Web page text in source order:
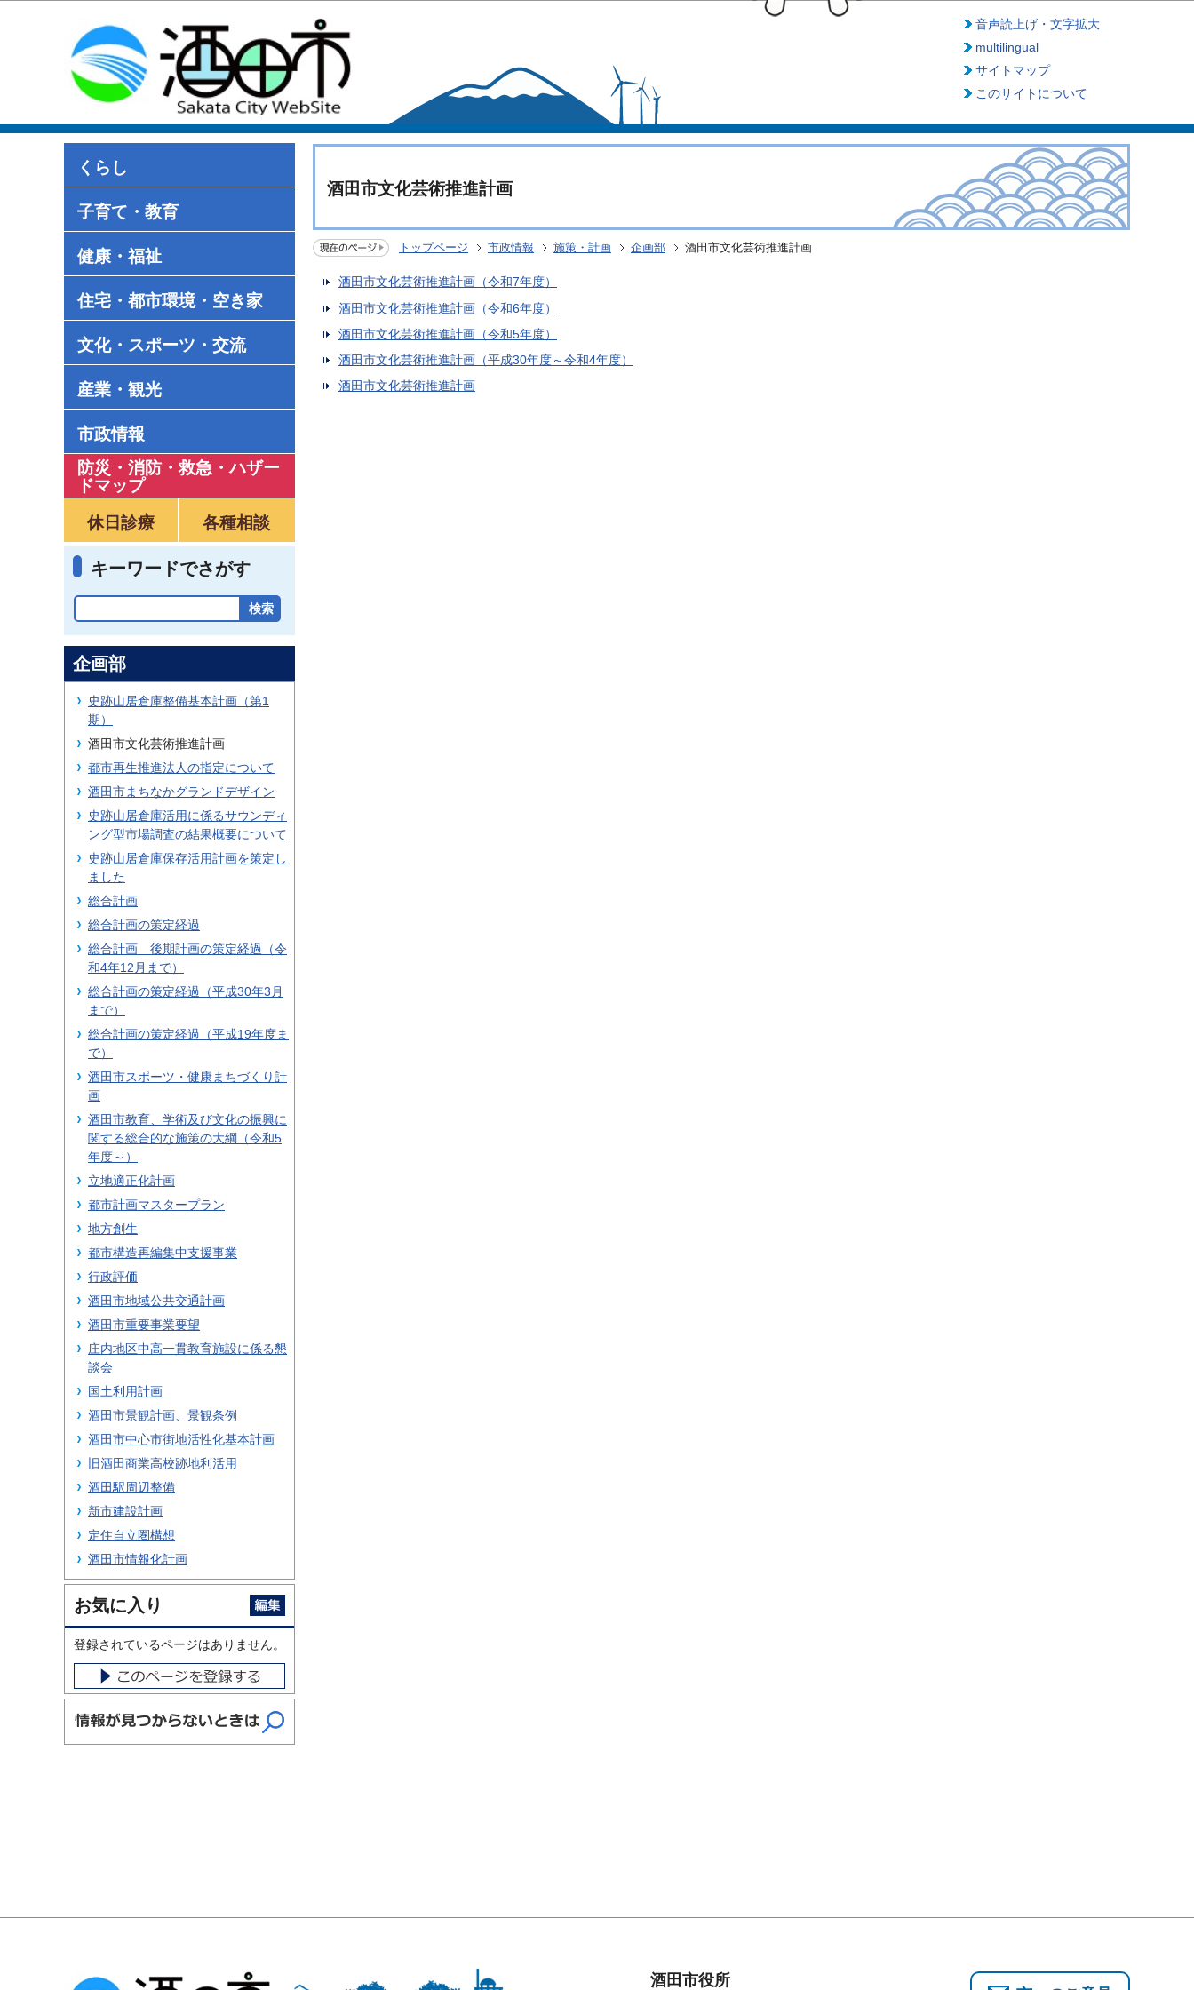
音声読上げ・文字拡大
multilingual
サイトマップ
このサイトについて
くらし
子育て・教育
健康・福祉
住宅・都市環境・空き家
文化・スポーツ・交流
産業・観光
市政情報
防災・消防・救急 ・ハザー
ドマップ
休日診療
各種相談
キーワードでさがす
酒田市文化芸術推進計画
トップページ 市政情報 施策・計画 企画部 酒田市文化芸術推進計画
酒田市文化芸術推進計画（令和7年度）
酒田市文化芸術推進計画（令和6年度）
酒田市文化芸術推進計画（令和5年度）
酒田市文化芸術推進計画（平成30年度～令和4年度）
酒田市文化芸術推進計画
企画部
史跡山居倉庫整備基本計画（第1
期）
酒田市文化芸術推進計画
都市再生推進法人の指定について
酒田市まちなかグランドデザイン
史跡山居倉庫活用に係るサウンディ
ング型市場調査の結果概要について
史跡山居倉庫保存活用計画を策定し
ました
総合計画
総合計画の策定経過
総合計画 後期計画の策定経過（令
和4年12月まで）
総合計画の策定経過（平成30年3月
まで）
総合計画の策定経過（平成19年度ま
で）
酒田市スポーツ・健康まちづくり計
画
酒田市教育、学術及び文化の振興に
関する総合的な施策の大綱（令和5
年度～）
立地適正化計画
都市計画マスタープラン
地方創生
都市構造再編集中支援事業
行政評価
酒田市地域公共交通計画
酒田市重要事業要望
庄内地区中高一貫教育施設に係る懇
談会
国土利用計画
酒田市景観計画、景観条例
酒田市中心市街地活性化基本計画
旧酒田商業高校跡地利活用
酒田駅周辺整備
新市建設計画
定住自立圏構想
酒田市情報化計画
お気に入り
登録されているページはありません。
酒田市役所